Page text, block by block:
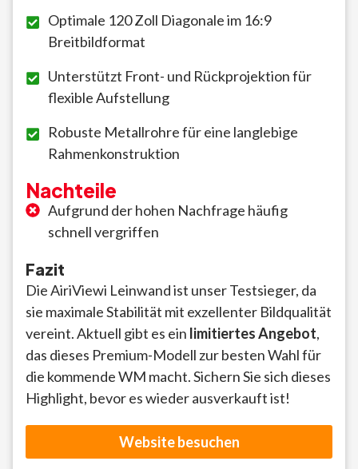
Optimale 120 Zoll Diagonale im 16:9
Breitbildformat
Unterstützt Front- und Rückprojektion für
flexible Aufstellung
Robuste Metallrohre für eine langlebige
Rahmenkonstruktion
Nachteile
Aufgrund der hohen Nachfrage häufig
schnell vergriffen
Fazit
Die AiriViewi Leinwand ist unser Testsieger, da
sie maximale Stabilität mit exzellenter Bildqualität
vereint. Aktuell gibt es ein limitiertes Angebot,
das dieses Premium-Modell zur besten Wahl für
die kommende WM macht. Sichern Sie sich dieses
Highlight, bevor es wieder ausverkauft ist!
Website besuchen